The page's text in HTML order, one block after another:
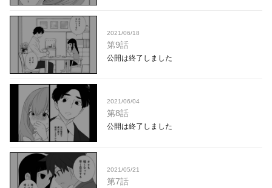
2021/06/18
第9話
公開は終了しました
2021/06/04
第8話
公開は終了しました
2021/05/21
第7話